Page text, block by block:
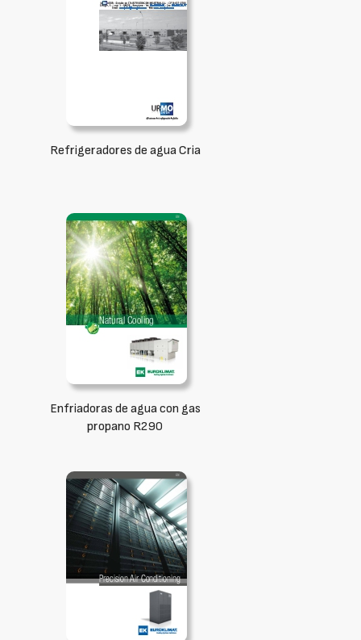
Refrigeradores de agua Cria
Enfriadoras de agua con gas
propano R290